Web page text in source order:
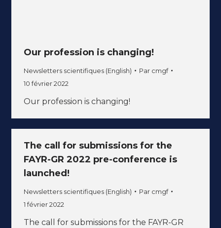
Our profession is changing!
Newsletters scientifiques (English) Par cmgf
10 février 2022
Our profession is changing!
The call for submissions for the
FAYR-GR 2022 pre-conference is
launched!
Newsletters scientifiques (English) Par cmgf
1 février 2022
The call for submissions for the FAYR-GR